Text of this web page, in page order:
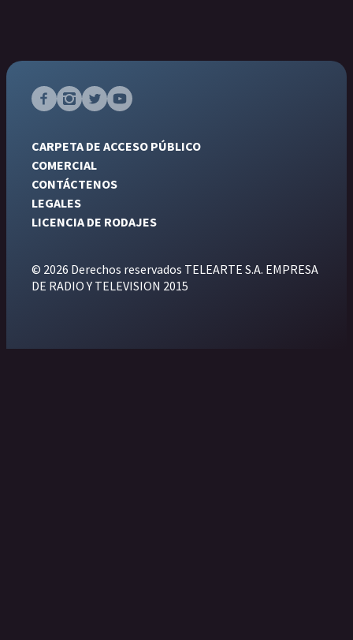
CARPETA DE ACCESO PÚBLICO
COMERCIAL
CONTÁCTENOS
LEGALES
LICENCIA DE RODAJES
© 2026 Derechos reservados TELEARTE S.A. EMPRESA
DE RADIO Y TELEVISION 2015